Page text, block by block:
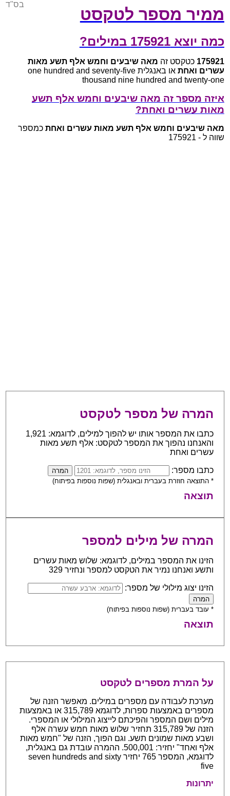
ממיר מספר לטקסט
בס"ד
כמה יוצא 175921 במילים?
175921 כטקסט זה מאה שיבעים וחמש אלף תשע מאות
עשרים ואחת
או באנגלית one hundred and seventy-five
thousand nine hundred and twenty-one
איזה מספר זה מאה שיבעים וחמש אלף תשע
מאות עשרים ואחת?
מאה שיבעים וחמש אלף תשע מאות עשרים ואחת כמספר
שווה ל - 175921
המרה של מספר לטקסט
כתבו את המספר אותו יש להפוך למילים, לדוגמא: 1,921
והאנחנו נהפוך את המספר לטקסט: אלף תשע מאות
עשרים ואחת
כתבו מספר:
* התוצאה חוזרת בעברית ובאנגלית (שפות נוספות בפיתוח)
תוצאה
המרה של מילים למספר
הזינו את המספר במילים, לדוגמא: שלוש מאות עשרים
ותשע ואנחנו נמיר את הטקסט למספר ונחזיר 329
הזינו יצוג מילולי של מספר:
* עובד בעברית (שפות נוספות בפיתוח)
תוצאה
על המרת מספרים לטקסט
מערכת לעבודה עם מספרים במילים. מאפשר הזנה של
מספרים באמצעות ספרות, לדוגמא 315,789 או באמצעות
מילים ושם המספר והפיכתם לייצוג המילולי או המספרי.
הזנה של 315,789 תחזיר שלוש מאות חמש עשרה אלף
ושבע מאות שמונים תשע. וגם הפוך, הזנה של "חמש מאות
אלף ואחד" יחזיר: 500,001. ההמרה עובדת גם באנגלית,
לדוגמא, המספר 765 יחזיר seven hundreds and sixty
five
יתרונות